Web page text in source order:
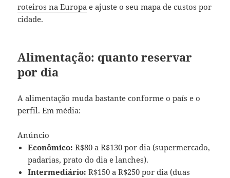
roteiros na Europa e ajuste o seu mapa de custos por
cidade.
Alimentação: quanto reservar
por dia
A alimentação muda bastante conforme o país e o
perfil. Em média:
Anúncio
Econômico: R$80 a R$130 por dia (supermercado,
padarias, prato do dia e lanches).
Intermediário: R$150 a R$250 por dia (duas